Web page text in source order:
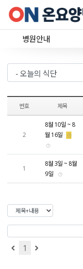
메뉴 건너뛰기
병원안내
번호 제목
2
8월 10일 ~ 8
월 16일
1
8월 3일 ~ 8월
9일
1